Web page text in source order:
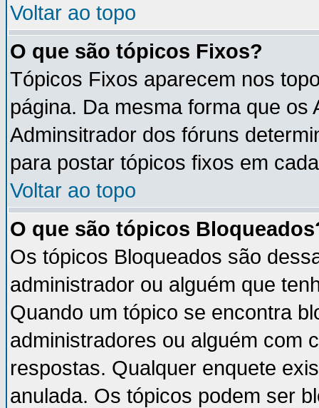
Voltar ao topo
O que são tópicos Fixos?
Tópicos Fixos aparecem nos
página. Da mesma forma que os
Adminsitrador dos fóruns
para postar tópicos fixos em
Voltar ao topo
O que são tópicos
Os tópicos Bloqueados são
administrador ou alguém que
Quando um tópico se encontra
administradores ou alguém com
respostas. Qualquer enquete
anulada. Os tópicos podem ser